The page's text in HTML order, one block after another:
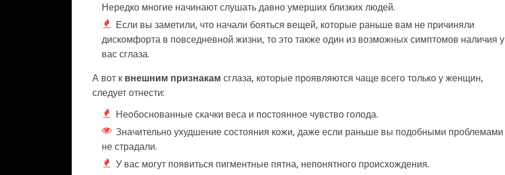
Нередко многие начинают слушать давно умерших близких людей.
Если вы заметили, что начали бояться вещей, которые раньше вам не причиняли
дискомфорта в повседневной жизни, то это также один из возможных симптомов наличия у
вас сглаза.
А вот к внешним признакам сглаза, которые проявляются чаще всего только у женщин,
следует отнести:
Необоснованные скачки веса и постоянное чувство голода.
Значительно ухудшение состояния кожи, даже если раньше вы подобными проблемами
не страдали.
У вас могут появиться пигментные пятна, непонятного происхождения.